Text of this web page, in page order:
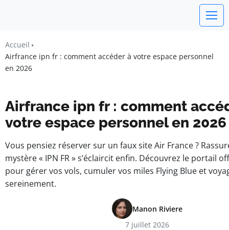
BUSINESS INSIGHTS FOR FRANCE
Accueil
Airfrance ipn fr : comment accéder à votre espace personnel
en 2026
Airfrance ipn fr : comment
votre espace personnel en 2026
Vous pensiez réserver sur un faux site Air France ?
mystère « IPN FR » s’éclaircit enfin. Découvrez le portail
pour gérer vos vols, cumuler vos miles Flying Blue et
sereinement.
Manon Riviere
7 juillet 2026